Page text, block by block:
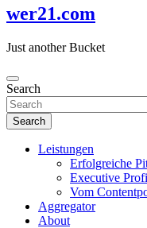
wer21.com
Just another Bucket
Search
Search
Leistungen
Erfolgreiche
Executive
Vom
Aggregator
About